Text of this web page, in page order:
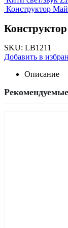
Конструктор
SKU: LB1211
Добавить в
Описание